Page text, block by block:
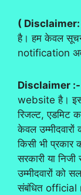
( Disclaimer:
है। हम केवल
notification
Disclaimer :-
website है। इस
रिजल्ट, एडमिट
केवल उम्मीदवारों
किसी भी प्रकार
सरकारी या
उम्मीदवारों को
संबंधित